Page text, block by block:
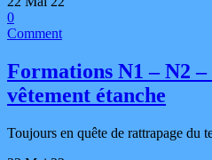
0
Comment
Formations N1 – N2 –
vêtement étanche
Toujours en quête de rattrapage du